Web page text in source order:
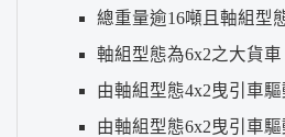
總重量逾16噸且軸組型
軸組型態為6x2之大貨車
由軸組型態4x2曳引車
由軸組型態6x2曳引車